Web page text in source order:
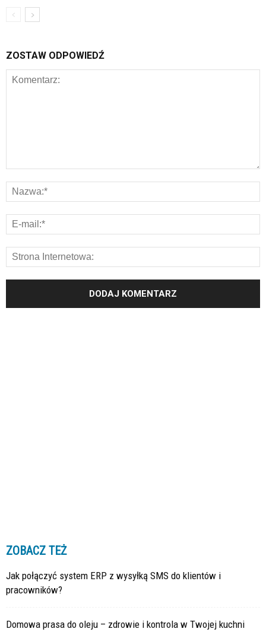
ZOSTAW ODPOWIEDŹ
ZOBACZ TEŻ
Jak połączyć system ERP z wysyłką SMS do klientów i
pracowników?
Domowa prasa do oleju – zdrowie i kontrola w Twojej kuchni